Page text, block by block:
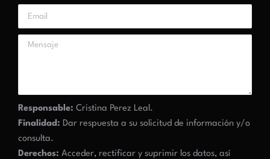
Responsable: Cristina Perez Leal.
Finalidad: Dar respuesta a su solicitud de información y/o
consulta.
Derechos: Acceder, rectificar y suprimir los datos, así